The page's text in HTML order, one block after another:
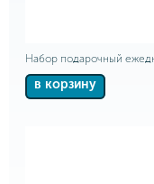
Набор подарочный
в корзину